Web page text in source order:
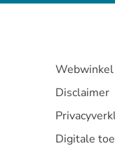
Webwinkel
Disclaimer
Digitale